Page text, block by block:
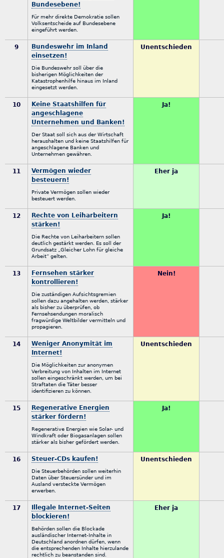
Bundesebene!
Für mehr direkte Demokratie sollen
Volksentscheide auf Bundesebene
eingeführt werden.
9
Bundeswehr im Inland
einsetzen!
Die Bundeswehr soll über die
bisherigen Möglichkeiten der
Katastrophenhilfe hinaus im Inland
eingesetzt werden.
Unentschieden
10
Keine Staatshilfen für
angeschlagene
Unternehmen und Banken!
Der Staat soll sich aus der Wirtschaft
heraushalten und keine Staatshilfen für
angeschlagene Banken und
Unternehmen gewähren.
Ja!
11
Vermögen wieder
besteuern!
Private Vermögen sollen wieder
besteuert werden.
Eher ja
12
Rechte von Leiharbeitern
stärken!
Die Rechte von Leiharbeitern sollen
deutlich gestärkt werden. Es soll der
Grundsatz „Gleicher Lohn für gleiche
Arbeit“ gelten.
Ja!
13
Fernsehen stärker
kontrollieren!
Die zuständigen Aufsichtsgremien
sollen dazu angehalten werden, stärker
als bisher zu überprüfen, ob
Fernsehsendungen moralisch
fragwürdige Weltbilder vermitteln und
propagieren.
Nein!
14
Weniger Anonymität im
Internet!
Die Möglichkeiten zur anonymen
Verbreitung von Inhalten im Internet
sollen eingeschränkt werden, um bei
Straftaten die Täter besser
identifizieren zu können.
Unentschieden
15
Regenerative Energien
stärker fördern!
Regenerative Energien wie Solar- und
Windkraft oder Biogasanlagen sollen
stärker als bisher gefördert werden.
Ja!
16 Steuer-CDs kaufen!
Die Steuerbehörden sollen weiterhin
Daten über Steuersünder und im
Ausland versteckte Vermögen
erwerben.
Unentschieden
17
Illegale Internet-Seiten
blockieren!
Behörden sollen die Blockade
ausländischer Internet-Inhalte in
Deutschland anordnen dürfen, wenn
die entsprechenden Inhalte hierzulande
rechtlich zu beanstanden sind.
Eher ja